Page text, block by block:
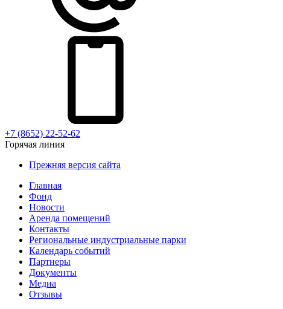
+7 (8652) 22-52-62
Горячая линия
Прежняя версия сайта
Главная
Фонд
Новости
Аренда помещений
Контакты
Региональные индустриальные парки
Календарь событий
Партнеры
Документы
Медиа
Отзывы